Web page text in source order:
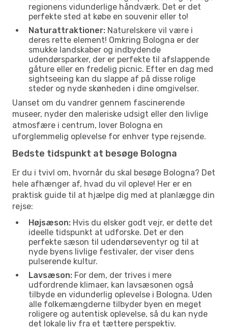
regionens vidunderlige håndværk. Det er det
perfekte sted at købe en souvenir eller to!
Naturattraktioner: Naturelskere vil være i
deres rette element! Omkring Bologna er der
smukke landskaber og indbydende
udendørsparker, der er perfekte til afslappende
gåture eller en fredelig picnic. Efter en dag med
sightseeing kan du slappe af på disse rolige
steder og nyde skønheden i dine omgivelser.
Uanset om du vandrer gennem fascinerende
museer, nyder den maleriske udsigt eller den livlige
atmosfære i centrum, lover Bologna en
uforglemmelig oplevelse for enhver type rejsende.
Bedste tidspunkt at besøge Bologna
Er du i tvivl om, hvornår du skal besøge Bologna? Det
hele afhænger af, hvad du vil opleve! Her er en
praktisk guide til at hjælpe dig med at planlægge din
rejse:
Højsæson: Hvis du elsker godt vejr, er dette det
ideelle tidspunkt at udforske. Det er den
perfekte sæson til udendørseventyr og til at
nyde byens livlige festivaler, der viser dens
pulserende kultur.
Lavsæson: For dem, der trives i mere
udfordrende klimaer, kan lavsæsonen også
tilbyde en vidunderlig oplevelse i Bologna. Uden
alle folkemængderne tilbyder byen en meget
roligere og autentisk oplevelse, så du kan nyde
det lokale liv fra et tættere perspektiv.